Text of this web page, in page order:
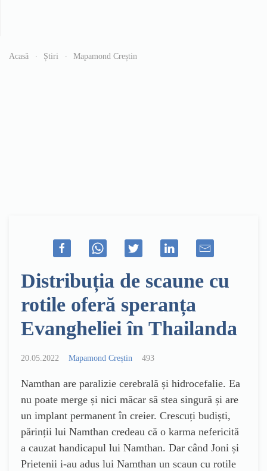
Acasă Știri Mapamond Creștin
Distribuția de scaune cu
rotile oferă speranța
Evangheliei în Thailanda
20.05.2022 Mapamond Creștin 493
Namthan are paralizie cerebrală și hidrocefalie. Ea
nu poate merge și nici măcar să stea singură și are
un implant permanent în creier. Crescuți budiști,
părinții lui Namthan credeau că o karma nefericită
a cauzat handicapul lui Namthan. Dar când Joni și
Prietenii i-au adus lui Namthan un scaun cu rotile